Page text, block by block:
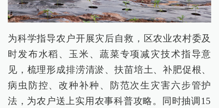
为科学指导农户开展灾后自救，区农业农村委及
时发布水稻、玉米、蔬菜专项减灾技术指导意
见，梳理形成排涝清淤、扶苗培土、补肥促根、
病虫防控、改种补种、防范次生灾害六步管护
法，为农户送上实用农事科普攻略。同时抽调15